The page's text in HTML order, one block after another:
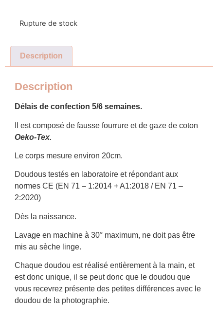
Rupture de stock
Description
Description
Délais de confection 5/6 semaines.
Il est composé de fausse fourrure et de gaze de coton
Oeko-Tex.
Le corps mesure environ 20cm.
Doudous testés en laboratoire et répondant aux
normes CE (EN 71 – 1:2014 + A1:2018 / EN 71 –
2:2020)
Dès la naissance.
Lavage en machine à 30° maximum, ne doit pas être
mis au sèche linge.
Chaque doudou est réalisé entièrement à la main, et
est donc unique, il se peut donc que le doudou que
vous recevrez présente des petites différences avec le
doudou de la photographie.